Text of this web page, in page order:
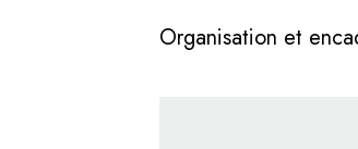
Organisation et